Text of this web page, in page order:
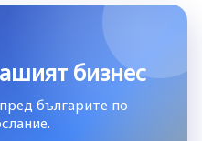
бизнес
българите по